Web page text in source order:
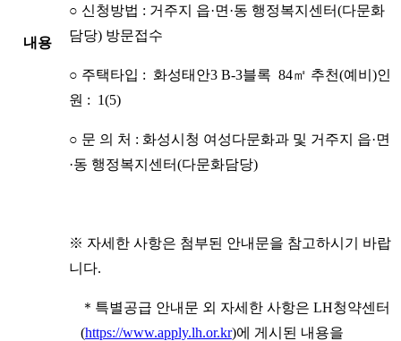
내용
○ 신청방법 : 거주지 읍·면·동 행정복지센터(다문화
담당) 방문접수
○ 주택타입 : 화성태안3 B-3블록 84㎡ 추천(예비)인
원 : 1(5)
○ 문 의 처 : 화성시청 여성다문화과 및 거주지 읍·면
·동 행정복지센터(다문화담당)
※ 자세한 사항은 첨부된 안내문을 참고하시기 바랍
니다.
＊특별공급 안내문 외 자세한 사항은 LH청약센터
(https://www.apply.lh.or.kr)에 게시된 내용을